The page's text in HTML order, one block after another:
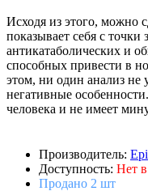
Исходя из этого, можно
показывает себя с
антикатаболических и
способных привести в
этом, ни один анализ не
негативные
человека и не имеет
Производитель:
Доступность: Нет
Продано 2 шт